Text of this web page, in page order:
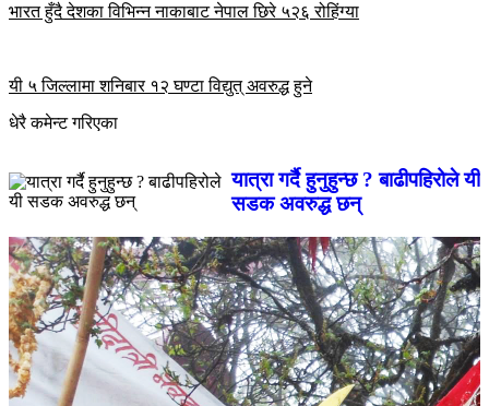
भारत हुँदै देशका विभिन्न नाकाबाट नेपाल छिरे ५२६ रोहिंग्या
यी ५ जिल्लामा शनिबार १२ घण्टा विद्युत् अवरुद्ध हुने
धेरै कमेन्ट गरिएका
यात्रा गर्दै हुनुहुन्छ ? बाढीपहिरोले यी
सडक अवरुद्ध छन्